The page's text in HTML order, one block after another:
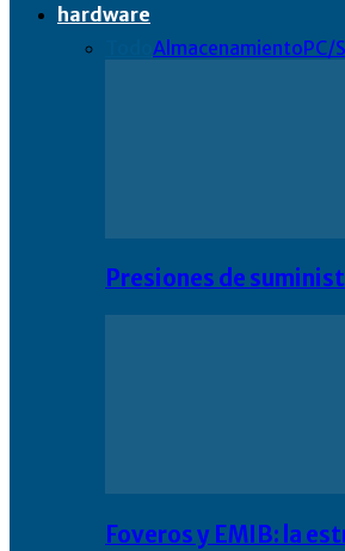
hardware
AlmacenamientoPC/
Presiones de
Foveros y EMIB: la